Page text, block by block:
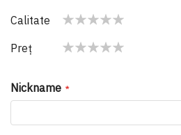
star
stars
stars
stars
stars
Calitate
star
stars
stars
stars
stars
Preţ
Nickname